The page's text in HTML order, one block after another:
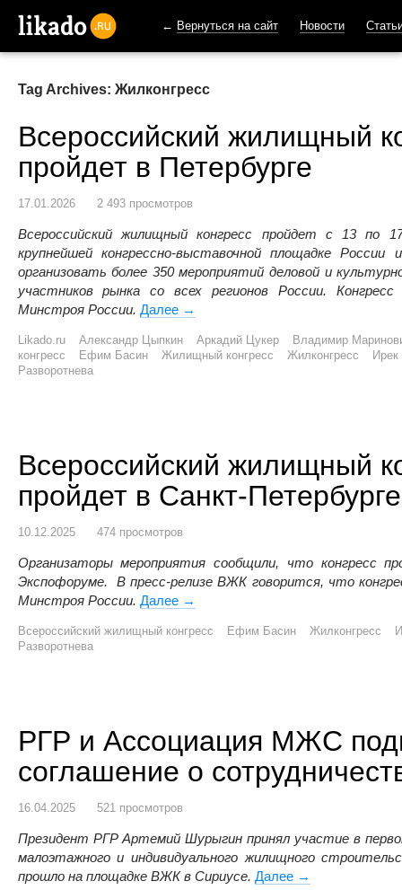
← Вернуться на сайт Новости
Tag Archives: Жилконгресс
Всероссийский жилищный
пройдет в Петербурге
17.01.2026 2 493 просмотров
Всероссийский жилищный конгресс пройдет с 13 по
крупнейшей конгрессно-выставочной площадке
организовать более 350 мероприятий деловой и
участников рынка со всех регионов России.
Минстроя России. Далее Всероссийский жилищный
→
Likado.ru Александр Цыпкин Аркадий Цукер
Владимир
конгресс
Ефим Басин Жилищный конгресс Жилконгресс
Ирек
Разворотнева
Всероссийский жилищный
пройдет в Санкт-Петербурге
10.12.2025 474 просмотров
Организаторы мероприятия сообщили, что конгресс
Экспофоруме. В пресс-релизе ВЖК говорится, что
Минстроя России. Далее Всероссийский жилищный
→
Всероссийский жилищный конгресс Ефим Басин Жилконгресс
Разворотнева
РГР и Ассоциация МЖС
соглашение о
16.04.2025 521 просмотров
Президент РГР Артемий Шурыгин принял участие в
малоэтажного и индивидуального жилищного
прошло на площадке ВЖК в Сириусе. Далее РГР и
→